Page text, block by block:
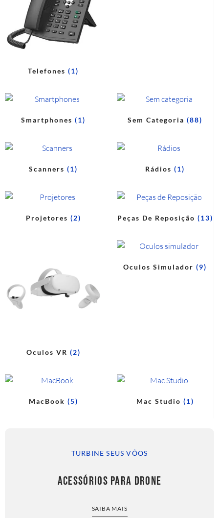
Telefones(1)
Smartphones(1) Sem Categoria(88)
Scanners(1) Rádios(1)
Projetores (2) Peças De Reposição (13)
Oculos VR (2)
Oculos Simulador(9)
MacBook (5) Mac Studio (1)
TURBINE SEUS VÔOS
ACESSÓRIOS PARA DRONE
SAIBA MAIS